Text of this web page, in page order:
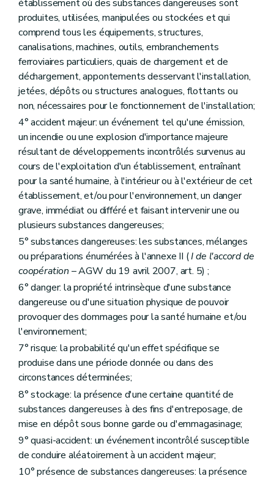
Art. 273
Sous-section 5 Dispositions diverses
Art. 274
Art. 275
Art. 276
Section 2 Dispositions finales
Art. 277
Art. 278
Art. 279
Art. 280
Annexe
Annexe
Annexe
Annexe
Annexe
Annexe
Annexe
Annexe
Annexe
Annexe
Annexe
Annexe
Annexe
Annexe
Annexe
Annexe
Annexe
Annexe
Annexe
Annexe
Annexe
Annexe
Annexe
Annexe
Annexe
Annexe
Annexe
Annexe
Annexe
Annexe
établissement où des substances dangereuses sont
produites, utilisées, manipulées ou stockées et qui
comprend tous les équipements, structures,
canalisations, machines, outils, embranchements
ferroviaires particuliers, quais de chargement et de
déchargement, appontements desservant l'installation,
jetées, dépôts ou structures analogues, flottants ou
non, nécessaires pour le fonctionnement de l'installation;
4° accident majeur: un événement tel qu'une émission,
un incendie ou une explosion d'importance majeure
résultant de développements incontrôlés survenus au
cours de l'exploitation d'un établissement, entraînant
pour la santé humaine, à l'intérieur ou à l'extérieur de cet
établissement, et/ou pour l'environnement, un danger
grave, immédiat ou différé et faisant intervenir une ou
plusieurs substances dangereuses;
5° substances dangereuses: les substances, mélanges
ou préparations énumérées à l'annexe II (I de l'accord de
coopération – AGW du 19 avril 2007, art. 5) ;
6° danger: la propriété intrinsèque d'une substance
dangereuse ou d'une situation physique de pouvoir
provoquer des dommages pour la santé humaine et/ou
l'environnement;
7° risque: la probabilité qu'un effet spécifique se
produise dans une période donnée ou dans des
circonstances déterminées;
8° stockage: la présence d'une certaine quantité de
substances dangereuses à des fins d'entreposage, de
mise en dépôt sous bonne garde ou d'emmagasinage;
9° quasi-accident: un événement incontrôlé susceptible
de conduire aléatoirement à un accident majeur;
10° présence de substances dangereuses: la présence